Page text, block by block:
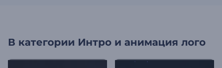
В категории Интро и анимация лого